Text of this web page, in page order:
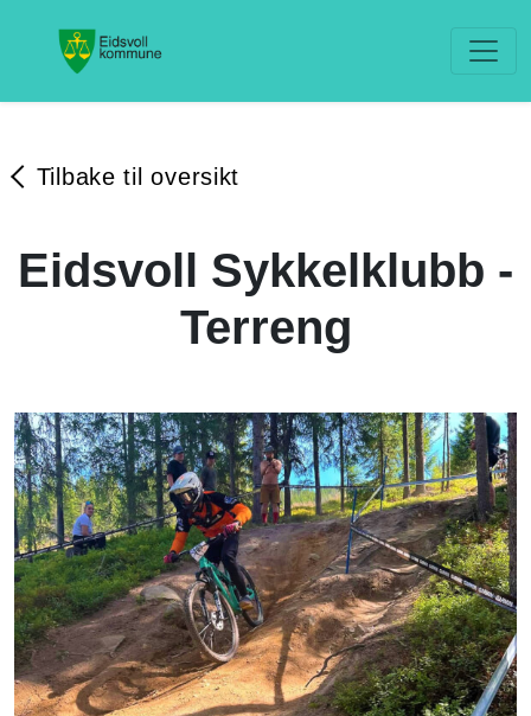
Tilbake til oversikt
Eidsvoll Sykkelklubb -
Terreng